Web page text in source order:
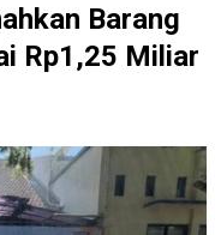
Barang
Rp1,25 Miliar